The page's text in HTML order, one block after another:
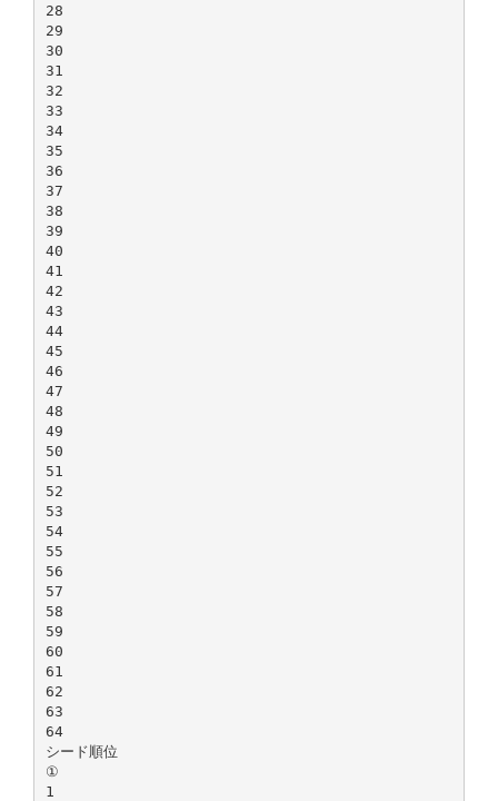
28
29
30
31
32
33
34
35
36
37
38
39
40
41
42
43
44
45
46
47
48
49
50
51
52
53
54
55
56
57
58
59
60
61
62
63
64
シード順位
①
1